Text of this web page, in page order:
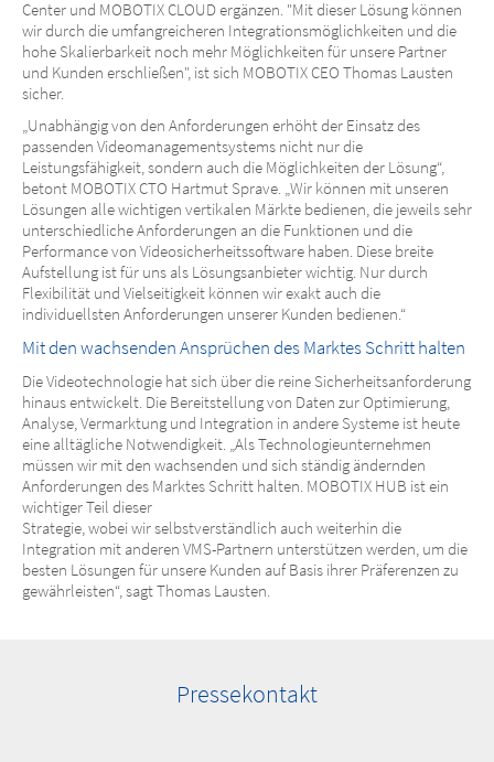
Center und MOBOTIX CLOUD ergänzen. "Mit dieser Lösung können
wir durch die umfangreicheren Integrationsmöglichkeiten und die
hohe Skalierbarkeit noch mehr Möglichkeiten für unsere Partner
und Kunden erschließen", ist sich MOBOTIX CEO Thomas Lausten
sicher.
„Unabhängig von den Anforderungen erhöht der Einsatz des
passenden Videomanagementsystems nicht nur die
Leistungsfähigkeit, sondern auch die Möglichkeiten der Lösung“,
betont MOBOTIX CTO Hartmut Sprave. „Wir können mit unseren
Lösungen alle wichtigen vertikalen Märkte bedienen, die jeweils sehr
unterschiedliche Anforderungen an die Funktionen und die
Performance von Videosicherheitssoftware haben. Diese breite
Aufstellung ist für uns als Lösungsanbieter wichtig. Nur durch
Flexibilität und Vielseitigkeit können wir exakt auch die
individuellsten Anforderungen unserer Kunden bedienen.“
Mit den wachsenden Ansprüchen des Marktes Schritt halten
Die Videotechnologie hat sich über die reine Sicherheitsanforderung
hinaus entwickelt. Die Bereitstellung von Daten zur Optimierung,
Analyse, Vermarktung und Integration in andere Systeme ist heute
eine alltägliche Notwendigkeit. „Als Technologieunternehmen
müssen wir mit den wachsenden und sich ständig ändernden
Anforderungen des Marktes Schritt halten. MOBOTIX HUB ist ein
wichtiger Teil dieser
Strategie, wobei wir selbstverständlich auch weiterhin die
Integration mit anderen VMS-Partnern unterstützen werden, um die
besten Lösungen für unsere Kunden auf Basis ihrer Präferenzen zu
gewährleisten“, sagt Thomas Lausten.
Pressekontakt